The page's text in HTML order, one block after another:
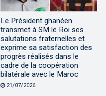
Le Président ghanéen
transmet à SM le Roi ses
salutations fraternelles et
exprime sa satisfaction des
progrès réalisés dans le
cadre de la coopération
bilatérale avec le Maroc
21/07/2026